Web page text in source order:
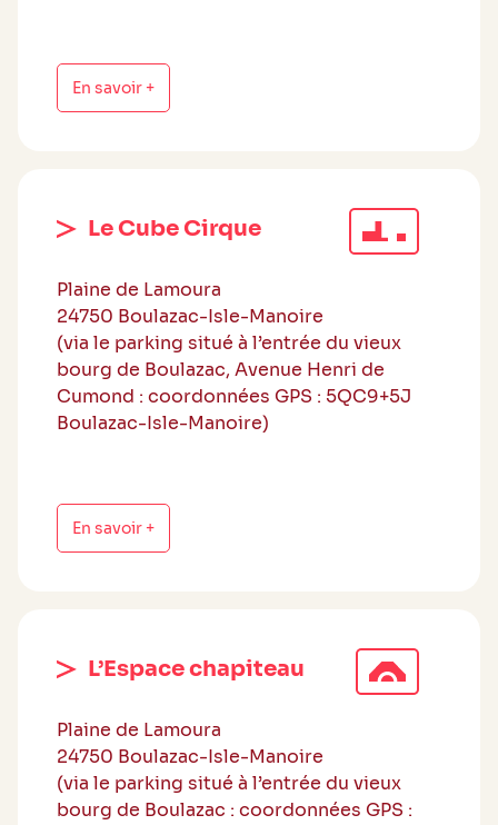
En savoir +
Le Cube Cirque
Plaine de Lamoura
24750 Boulazac-Isle-Manoire
(via le parking situé à l’entrée du vieux
bourg de Boulazac, Avenue Henri de
Cumond : coordonnées GPS : 5QC9+5J
Boulazac-Isle-Manoire)
En savoir +
L’Espace chapiteau
Plaine de Lamoura
24750 Boulazac-Isle-Manoire
(via le parking situé à l’entrée du vieux
bourg de Boulazac : coordonnées GPS :